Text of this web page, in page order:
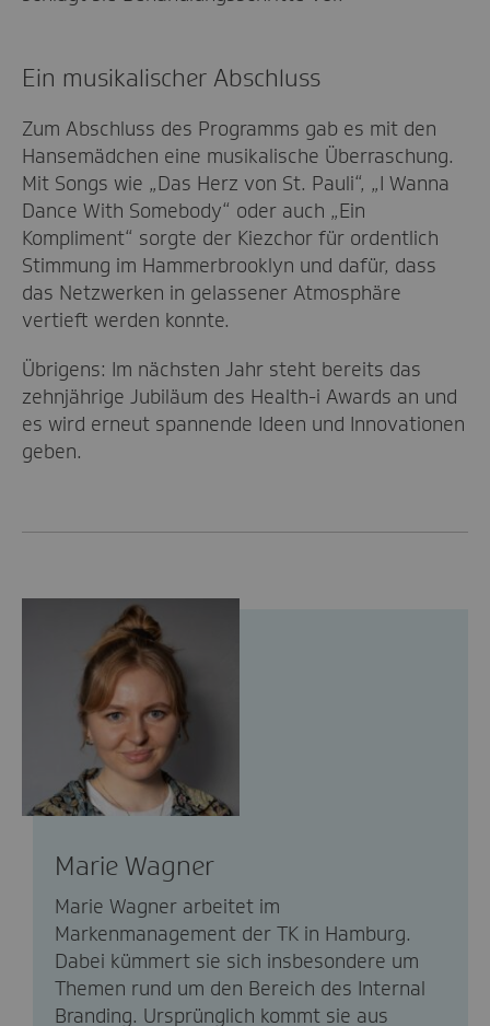
Ein musikalischer Abschluss
Zum Abschluss des Programms gab es mit den
Hansemädchen eine musikalische Überraschung.
Mit Songs wie „Das Herz von St. Pauli“, „I Wanna
Dance With Somebody“ oder auch „Ein
Kompliment“ sorgte der Kiezchor für ordentlich
Stimmung im Hammerbrooklyn und dafür, dass
das Netzwerken in gelassener Atmosphäre
vertieft werden konnte.
Übrigens: Im nächsten Jahr steht bereits das
zehnjährige Jubiläum des Health-i Awards an und
es wird erneut spannende Ideen und Innovationen
geben.
Marie Wagner
Marie Wagner arbeitet im
Markenmanagement der TK in Hamburg.
Dabei kümmert sie sich insbesondere um
Themen rund um den Bereich des Internal
Branding. Ursprünglich kommt sie aus